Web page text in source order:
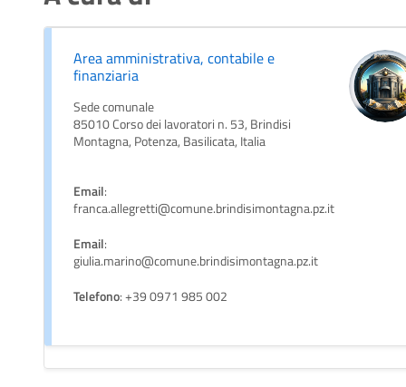
Area amministrativa, contabile e
finanziaria
Sede comunale
85010 Corso dei lavoratori n. 53, Brindisi
Montagna, Potenza, Basilicata, Italia
Email:
franca.allegretti@comune.brindisimontagna.pz.it
Email:
giulia.marino@comune.brindisimontagna.pz.it
Telefono: +39 0971 985 002